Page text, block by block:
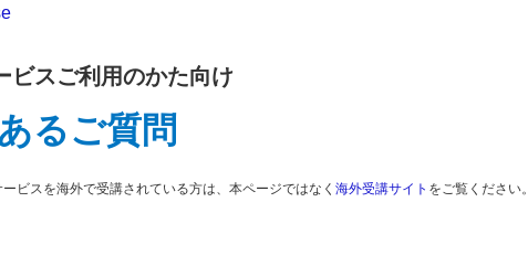
ビスご利用のかた向け
るご質問
ビスを海外で受講されている方は、本ページではなく 海外受講サイト をご覧ください。